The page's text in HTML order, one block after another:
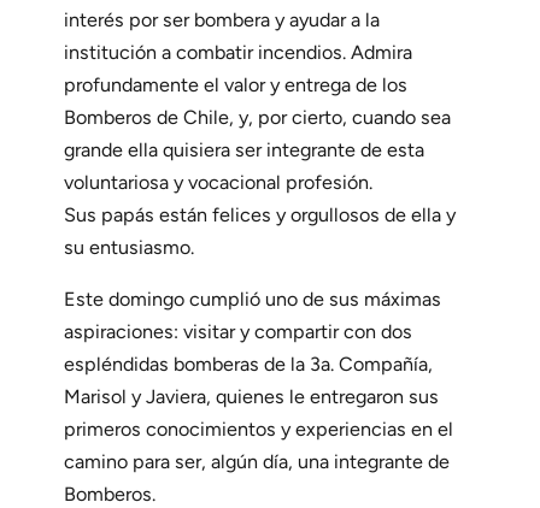
interés por ser bombera y ayudar a la
institución a combatir incendios. Admira
profundamente el valor y entrega de los
Bomberos de Chile, y, por cierto, cuando sea
grande ella quisiera ser integrante de esta
voluntariosa y vocacional profesión.
Sus papás están felices y orgullosos de ella y
su entusiasmo.
Este domingo cumplió uno de sus máximas
aspiraciones: visitar y compartir con dos
espléndidas bomberas de la 3a. Compañía,
Marisol y Javiera, quienes le entregaron sus
primeros conocimientos y experiencias en el
camino para ser, algún día, una integrante de
Bomberos.